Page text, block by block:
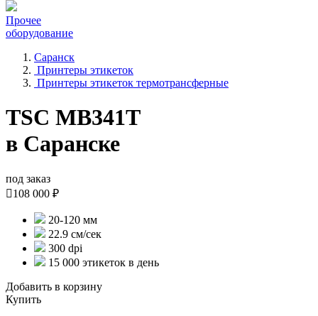
Прочее
оборудование
Саранск
Принтеры этикеток
Принтеры этикеток термотрансферные
TSC MB341T
в Саранске
под заказ
108 000 ₽
20-120 мм
22.9 см/сек
300 dpi
15 000 этикеток в день
Добавить в корзину
Купить